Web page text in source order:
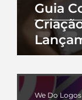
Guia
We Do Logos